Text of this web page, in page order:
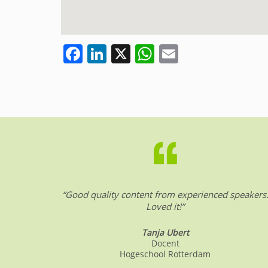
F
e
k
Li
e
X W
s
p
p
l
“Good quality content from experienced speakers.
Loved it!”
Tanja Ubert
Docent
Hogeschool Rotterdam